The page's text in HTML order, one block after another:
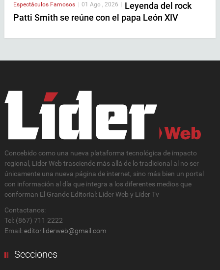
Espectáculos Famosos 01 Ago , 2026
Leyenda del rock
Patti Smith se reúne con el papa León XIV
Concebido como una nueva plataforma tecnológica de impacto
regional, Lider Web trasciende más allá de lo tradicional al no ser
únicamente una nueva página de internet, sino más bien un portal
con información al día que integra a los diferentes medios que
conforman El Grande Editorial: Líder Web y Líder Tv
Contactanos:
Tel: (867) 711 2222
Email: editor.liderweb@gmail.com
Secciones